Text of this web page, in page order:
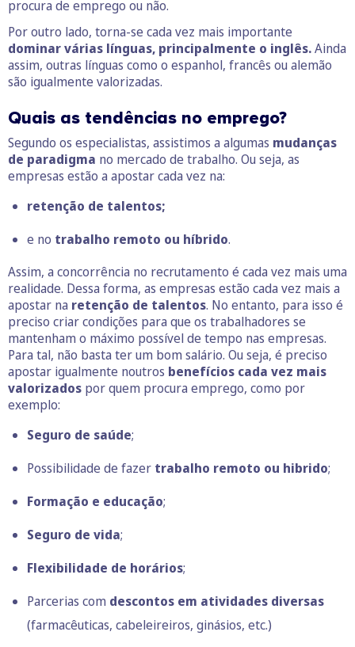
procura de emprego ou não.
Por outro lado, torna-se cada vez mais importante
dominar várias línguas, principalmente o inglês.Ainda
assim, outras línguas como o espanhol, francês ou alemão
são igualmente valorizadas.
Quais as tendências no emprego?
Segundo os especialistas, assistimos a algumas mudanças
de paradigma no mercado de trabalho. Ou seja, as
empresas estão a apostar cada vez na:
retenção de talentos;
e no trabalho remoto ou híbrido.
Assim, a concorrência no recrutamento é cada vez mais uma
realidade. Dessa forma, as empresas estão cada vez mais a
apostar na retenção de talentos. No entanto, para isso é
preciso criar condições para que os trabalhadores se
mantenham o máximo possível de tempo nas empresas.
Para tal, não basta ter um bom salário. Ou seja, é preciso
apostar igualmente noutros benefícios cada vez mais
valorizados por quem procura emprego, como por
exemplo:
Seguro de saúde;
Possibilidade de fazer trabalho remoto ou hibrido;
Formação e educação;
Seguro de vida;
Flexibilidade de horários;
Parcerias com descontos em atividades diversas
(farmacêuticas, cabeleireiros, ginásios, etc.)